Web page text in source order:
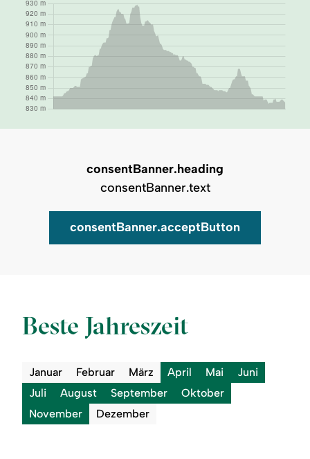
consentBanner.heading
consentBanner.text
consentBanner.acceptButton
Beste Jahreszeit
Januar Februar März April Mai
Juni
Juli
August September
Oktober
November
Dezember